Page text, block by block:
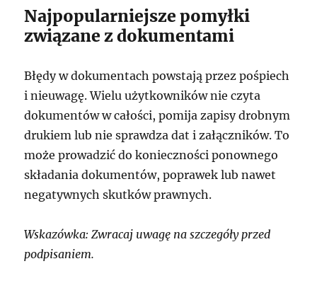
Najpopularniejsze pomyłki
związane z dokumentami
Błędy w dokumentach powstają przez pośpiech
i nieuwagę. Wielu użytkowników nie czyta
dokumentów w całości, pomija zapisy drobnym
drukiem lub nie sprawdza dat i załączników. To
może prowadzić do konieczności ponownego
składania dokumentów, poprawek lub nawet
negatywnych skutków prawnych.
Wskazówka: Zwracaj uwagę na szczegóły przed
podpisaniem.